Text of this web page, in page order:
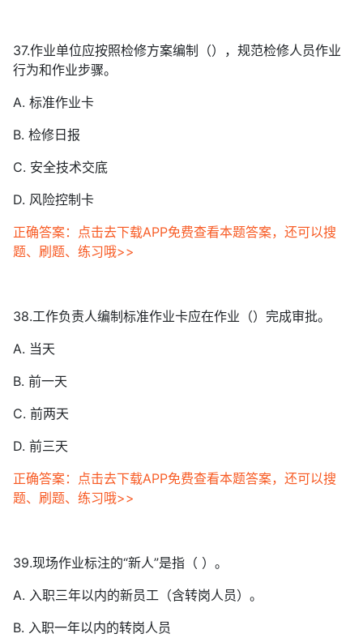
37.作业单位应按照检修方案编制（），规范检修人员作业
行为和作业步骤。
A. 标准作业卡
B. 检修日报
C. 安全技术交底
D. 风险控制卡
正确答案：点击去下载APP免费查看本题答案，还可以搜
题、刷题、练习哦>>
38.工作负责人编制标准作业卡应在作业（）完成审批。
A. 当天
B. 前一天
C. 前两天
D. 前三天
正确答案：点击去下载APP免费查看本题答案，还可以搜
题、刷题、练习哦>>
39.现场作业标注的“新人”是指（ ）。
A. 入职三年以内的新员工（含转岗人员）。
B. 入职一年以内的转岗人员